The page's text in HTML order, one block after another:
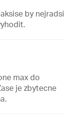
by nejradsi
max do
je zbytecne